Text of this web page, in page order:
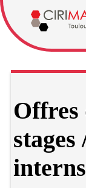
Offres
stages